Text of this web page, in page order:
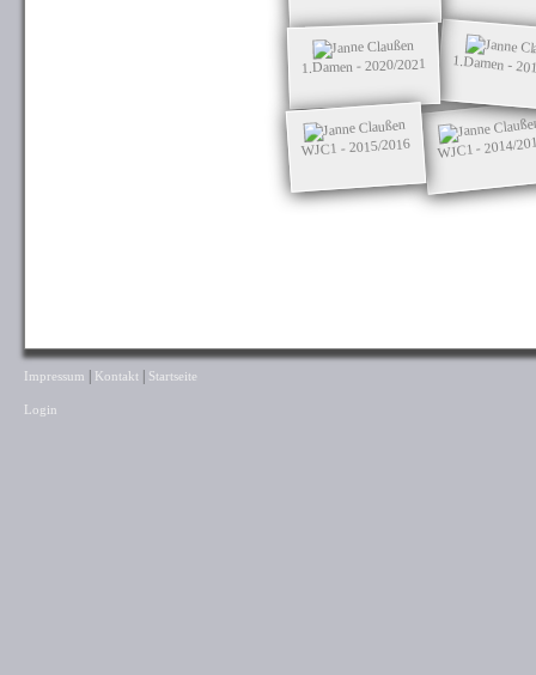
1.Damen - 2020/2021 1.Damen -
WJC1 - 2015/2016 WJC1 - 2014/
Impressum Kontakt Startseite
Login